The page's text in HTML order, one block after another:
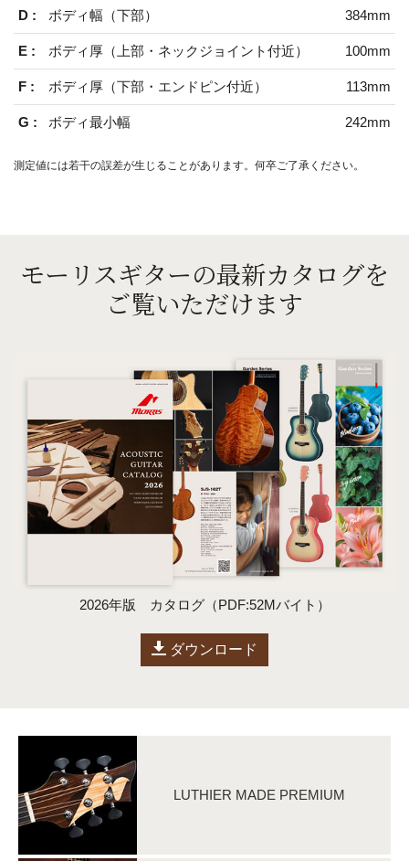
D : ボディ幅（下部） 384mm
E : ボディ厚（上部・ネックジョイント付近） 100mm
F : ボディ厚（下部・エンドピン付近） 113mm
G : ボディ最小幅 242mm
測定値には若干の誤差が生じることがあります。何卒ご了承ください。
モーリスギターの最新カタログを
ご覧いただけます
2026年版 カタログ（PDF:52Mバイト）
ダウンロード
LUTHIER MADE PREMIUM